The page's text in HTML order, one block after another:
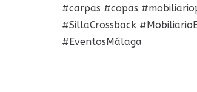
#carpas #copas
#SillaCrossback
#EventosMálaga